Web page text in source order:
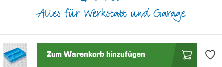
Zum Warenkorb hinzufügen
© 2026 Datona.de